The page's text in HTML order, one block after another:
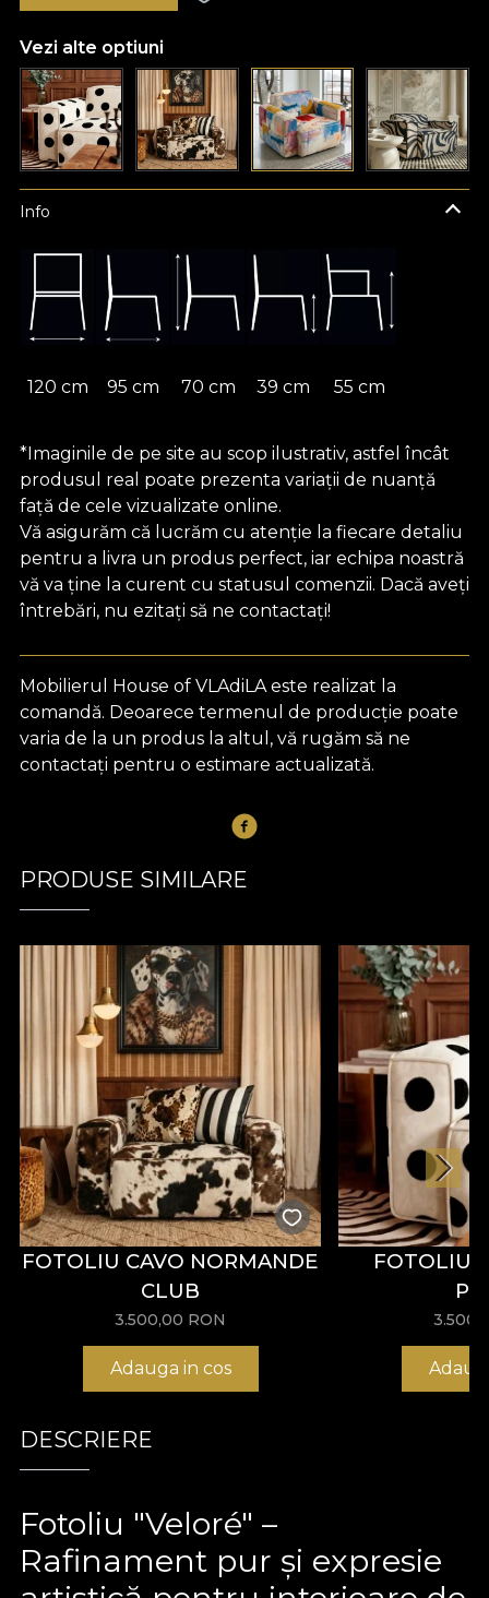
Vezi alte optiuni
Info
120 cm 95 cm 70 cm 39 cm 55 cm
*Imaginile de pe site au scop ilustrativ, astfel încât
produsul real poate prezenta variații de nuanță
față de cele vizualizate online.
Vă asigurăm că lucrăm cu atenție la fiecare detaliu
pentru a livra un produs perfect, iar echipa noastră
vă va ține la curent cu statusul comenzii. Dacă aveți
întrebări, nu ezitați să ne contactați!
Mobilierul House of VLAdiLA este realizat la
comandă. Deoarece termenul de producție poate
varia de la un produs la altul, vă rugăm să ne
contactați pentru o estimare actualizată.
PRODUSE SIMILARE
FOTOLIU CAVO NORMANDE
CLUB
3.500,00 RON
Adauga in cos
FOTOLIU
DESCRIERE
Fotoliu "Veloré" –
Rafinament pur și expresie